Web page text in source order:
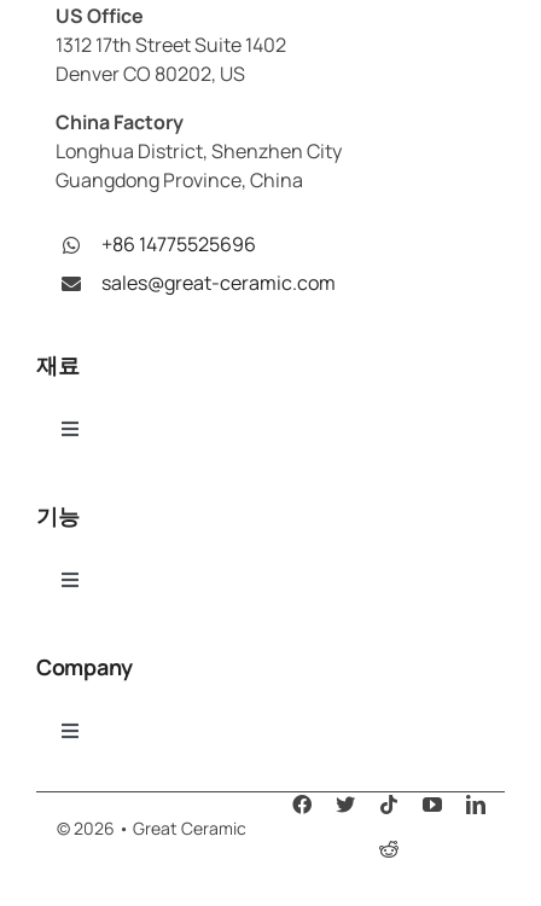
US Office
1312 17th Street Suite 1402
Denver CO 80202, US
China Factory
Longhua District, Shenzhen City
Guangdong Province, China
+86 14775525696
sales@great-ceramic.com
재료
Toggle
질화 알루미늄(AlN)
베릴륨 산화물(BeO)
기능
Toggle
세라믹 연마 및 연마
Company
Toggle
그레이트 세라믹
© 2026 • Great Ceramic